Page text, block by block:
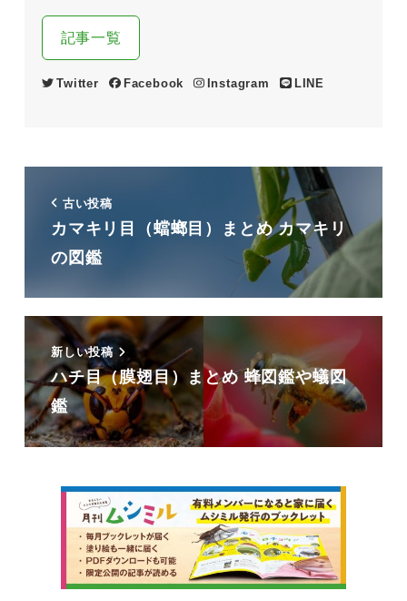
記事一覧
Twitter Facebook Instagram LINE
古い投稿
カマキリ目（蟷螂目）まとめ カマキリ
の図鑑
新しい投稿
ハチ目（膜翅目）まとめ 蜂図鑑や蟻図
鑑